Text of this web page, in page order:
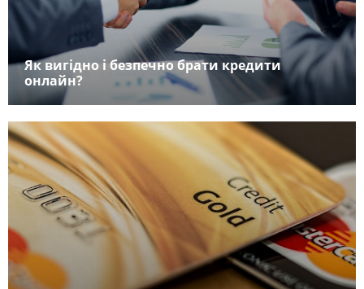
Як вигідно і безпечно брати кредити
онлайн?